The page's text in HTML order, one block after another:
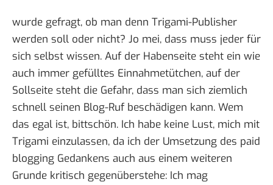
wurde gefragt, ob man denn Trigami-Publisher
werden soll oder nicht? Jo mei, dass muss jeder für
sich selbst wissen. Auf der Habenseite steht ein wie
auch immer gefülltes Einnahmetütchen, auf der
Sollseite steht die Gefahr, dass man sich ziemlich
schnell seinen Blog-Ruf beschädigen kann. Wem
das egal ist, bittschön. Ich habe keine Lust, mich mit
Trigami einzulassen, da ich der Umsetzung des paid
blogging Gedankens auch aus einem weiteren
Grunde kritisch gegenüberstehe: Ich mag